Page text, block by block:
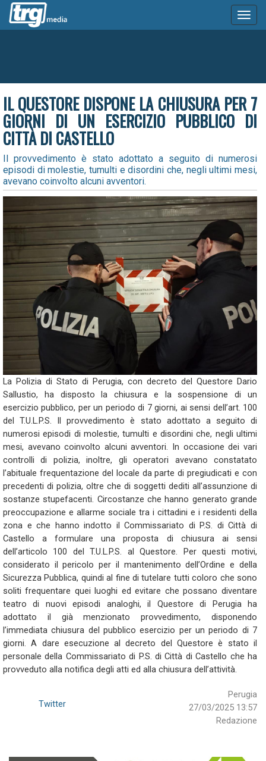
IL QUESTORE DISPONE LA CHIUSURA PER 7
GIORNI DI UN ESERCIZIO PUBBLICO DI
CITTÀ DI CASTELLO
Il provvedimento è stato adottato a seguito di numerosi
episodi di molestie, tumulti e disordini che, negli ultimi mesi,
avevano coinvolto alcuni avventori.
La Polizia di Stato di Perugia, con decreto del Questore Dario
Sallustio, ha disposto la chiusura e la sospensione di un
esercizio pubblico, per un periodo di 7 giorni, ai sensi dell’art. 100
del T.U.L.P.S. Il provvedimento è stato adottato a seguito di
numerosi episodi di molestie, tumulti e disordini che, negli ultimi
mesi, avevano coinvolto alcuni avventori. In occasione dei vari
controlli di polizia, inoltre, gli operatori avevano constatato
l’abituale frequentazione del locale da parte di pregiudicati e con
precedenti di polizia, oltre che di soggetti dediti all’assunzione di
sostanze stupefacenti. Circostanze che hanno generato grande
preoccupazione e allarme sociale tra i cittadini e i residenti della
zona e che hanno indotto il Commissariato di P.S. di Città di
Castello a formulare una proposta di chiusura ai sensi
dell’articolo 100 del T.U.L.P.S. al Questore. Per questi motivi,
considerato il pericolo per il mantenimento dell’Ordine e della
Sicurezza Pubblica, quindi al fine di tutelare tutti coloro che sono
soliti frequentare quei luoghi ed evitare che possano diventare
teatro di nuovi episodi analoghi, il Questore di Perugia ha
adottato il già menzionato provvedimento, disponendo
l’immediata chiusura del pubblico esercizio per un periodo di 7
giorni. A dare esecuzione al decreto del Questore è stato il
personale della Commissariato di P.S. di Città di Castello che ha
provveduto alla notifica degli atti ed alla chiusura dell’attività.
Perugia
27/03/2025 13:57
Redazione
Twitter